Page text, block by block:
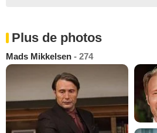
Plus de photos
Mads Mikkelsen - 274